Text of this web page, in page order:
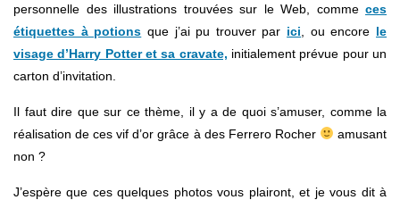
personnelle des illustrations trouvées sur le Web, comme ces
étiquettes à potions que j’ai pu trouver par ici , ou encore le
visage d’Harry Potter et sa cravate, initialement prévue pour un
carton d’invitation.
Il faut dire que sur ce thème, il y a de quoi s’amuser, comme la
réalisation de ces vif d’or grâce à des Ferrero Rocher
amusant
non ?
J’espère que ces quelques photos vous plairont, et je vous dit à